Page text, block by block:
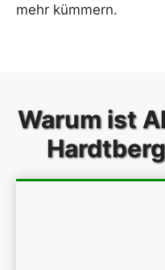
mehr kümmern.
Warum ist